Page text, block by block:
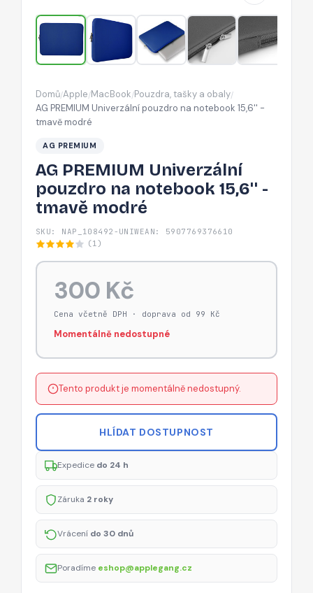
15,6''
tmavě
modré
Domů/Apple/MacBook/Pouzdra, tašky a obaly/
AG PREMIUM Univerzální pouzdro na notebook 15,6'' -
tmavě modré
AG PREMIUM
AG PREMIUM Univerzální
pouzdro na notebook 15,6'' -
tmavě modré
SKU: NAP_108492-UNIWEAN: 5907769376610
(1)
300 Kč
Cena včetně DPH · doprava od 99 Kč
Momentálně nedostupné
Tento produkt je momentálně nedostupný.
HLÍDAT DOSTUPNOST
Expedice do 24 h
Záruka 2 roky
Vrácení do 30 dnů
Poradíme eshop@applegang.cz